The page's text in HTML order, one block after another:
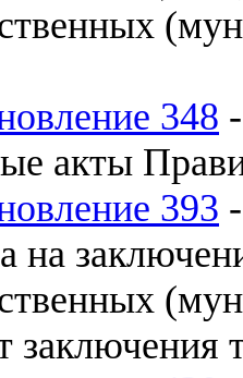
348
акты
393
на
заключения